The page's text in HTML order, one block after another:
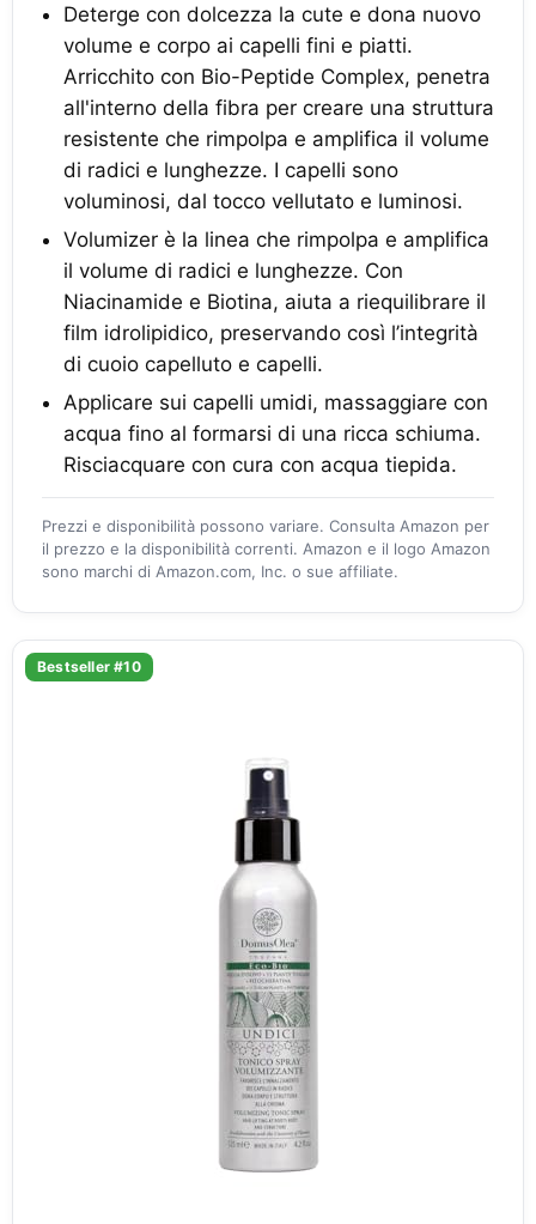
Deterge con dolcezza la cute e dona nuovo
volume e corpo ai capelli fini e piatti.
Arricchito con Bio-Peptide Complex, penetra
all'interno della fibra per creare una struttura
resistente che rimpolpa e amplifica il volume
di radici e lunghezze. I capelli sono
voluminosi, dal tocco vellutato e luminosi.
Volumizer è la linea che rimpolpa e amplifica
il volume di radici e lunghezze. Con
Niacinamide e Biotina, aiuta a riequilibrare il
film idrolipidico, preservando così l’integrità
di cuoio capelluto e capelli.
Applicare sui capelli umidi, massaggiare con
acqua fino al formarsi di una ricca schiuma.
Risciacquare con cura con acqua tiepida.
Prezzi e disponibilità possono variare. Consulta Amazon per
il prezzo e la disponibilità correnti. Amazon e il logo Amazon
sono marchi di Amazon.com, Inc. o sue affiliate.
Bestseller #10